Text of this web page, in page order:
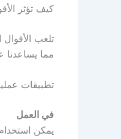
كيف تؤثر
تلعب
مما يساعدنا
تطبيقات
في العمل
يمكن